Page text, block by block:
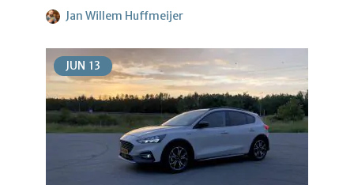
Jan Willem Huffmeijer
JUN 13